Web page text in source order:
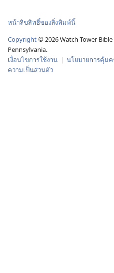
หน้าลิขสิทธิ์ของสิ่งพิมพ์นี้
Copyright© 2026 Watch Tower
Pennsylvania.
เงื่อนไขการใช้งาน | นโยบายการคุ้ม
ความเป็นส่วนตัว